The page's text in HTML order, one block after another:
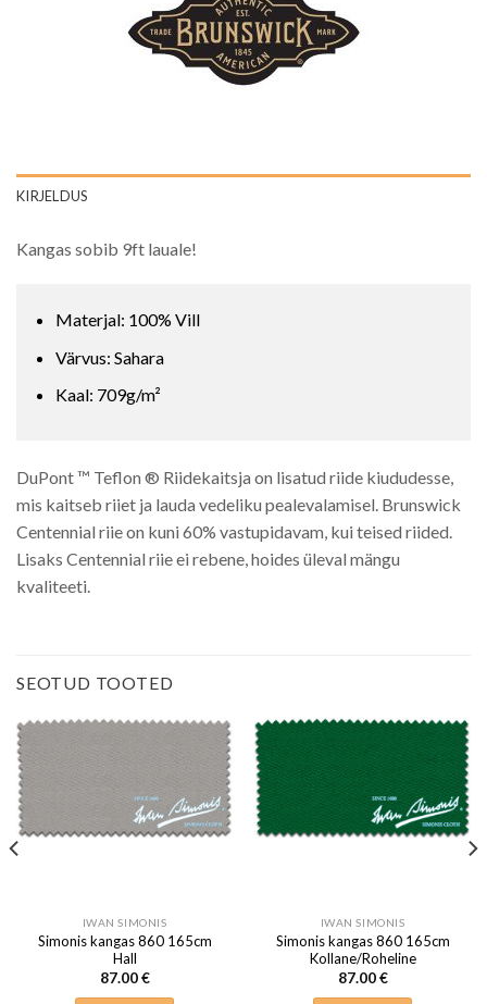
KIRJELDUS
Kangas sobib 9ft lauale!
Materjal: 100% Vill
Värvus: Sahara
Kaal: 709g/m²
DuPont ™ Teflon ® Riidekaitsja on lisatud riide kiududesse,
mis kaitseb riiet ja lauda vedeliku pealevalamisel. Brunswick
Centennial riie on kuni 60% vastupidavam, kui teised riided.
Lisaks Centennial riie ei rebene, hoides üleval mängu
kvaliteeti.
SEOTUD TOOTED
IWAN SIMONIS
Simonis kangas 860 165cm
Hall
87.00€
IWAN SIMONIS
Simonis kangas 860 165cm
Kollane/Roheline
87.00€